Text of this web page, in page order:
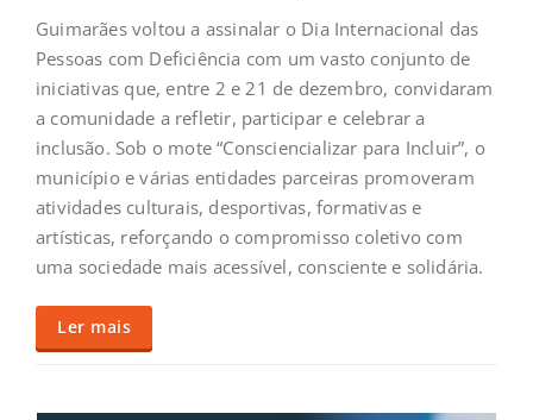
Guimarães voltou a assinalar o Dia Internacional das
Pessoas com Deficiência com um vasto conjunto de
iniciativas que, entre 2 e 21 de dezembro, convidaram
a comunidade a refletir, participar e celebrar a
inclusão. Sob o mote “Consciencializar para Incluir”, o
município e várias entidades parceiras promoveram
atividades culturais, desportivas, formativas e
artísticas, reforçando o compromisso coletivo com
uma sociedade mais acessível, consciente e solidária.
Ler mais